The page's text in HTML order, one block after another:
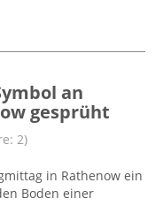
an
gesprüht
2)
in Rathenow ein
Boden einer